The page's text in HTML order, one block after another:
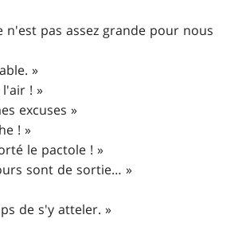
n'est pas assez grande pour nous
»
l'air ! »
excuses »
! »
le pactole ! »
sont de sortie… »
de s'y atteler. »